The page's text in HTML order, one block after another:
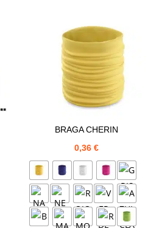
BRAGA CHERIN
0,36 €